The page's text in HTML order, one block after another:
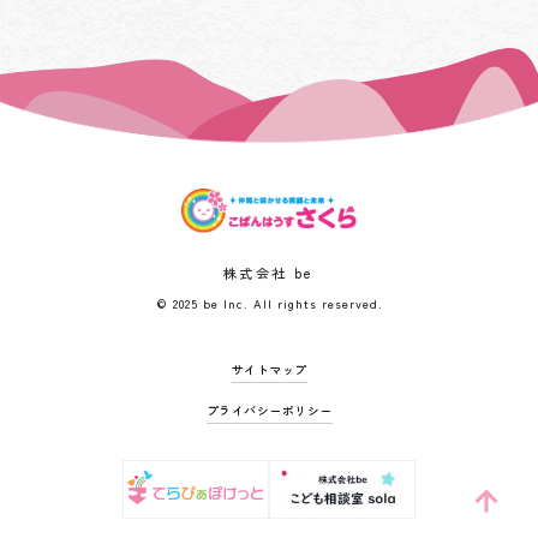
株式会社 be
© 2025 be Inc. All rights reserved.
サイトマップ
プライバシーポリシー